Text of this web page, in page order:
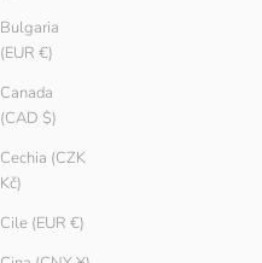
Bulgaria
(EUR €)
Canada
(CAD $)
Cechia (CZK
Kč)
Cile (EUR €)